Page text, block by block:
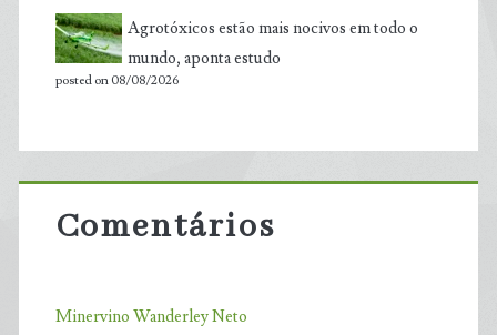
Agrotóxicos estão mais nocivos em todo o
mundo, aponta estudo
posted on 08/08/2026
Comentários
Minervino Wanderley Neto